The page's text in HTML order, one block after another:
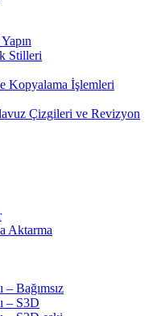
Stilleri
Kopyalama İşlemleri
Çizgileri ve Revizyon
Aktarma
– Bağımsız
– S3D